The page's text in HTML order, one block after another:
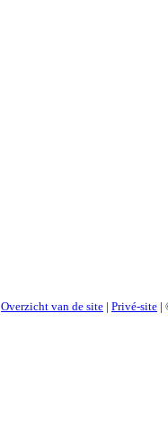
Overzicht van de site | Privé-site |